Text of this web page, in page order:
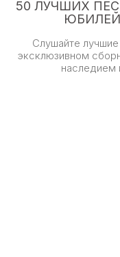
50 ЛУЧШИХ
Слушайте
эксклюзивном
наследием